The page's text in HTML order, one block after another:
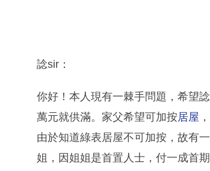
諗sir：
你好！本人現有一棘手問題，希望
萬元就供滿。家父希望可加按居屋
由於知道綠表居屋不可加按，故有
姐，因姐姐是首置人士，付一成首